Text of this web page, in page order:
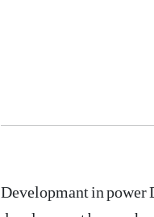
Developmant in